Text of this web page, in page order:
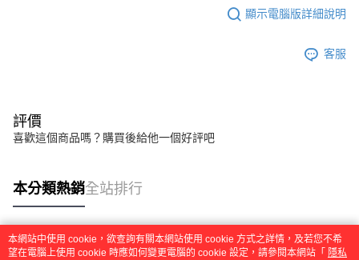
顯示電腦版詳細說明
客服
評價
喜歡這個商品嗎？購買後給他一個好評吧
本分類熱銷全站排行
熱門標籤
本網站中使用 cookie，欲查詢有關本網站使用 cookie 方式之詳情，及若您不希
望在電腦上使用 cookie 時應如何變更電腦的 cookie 設定，請參閱本網站「 隱私